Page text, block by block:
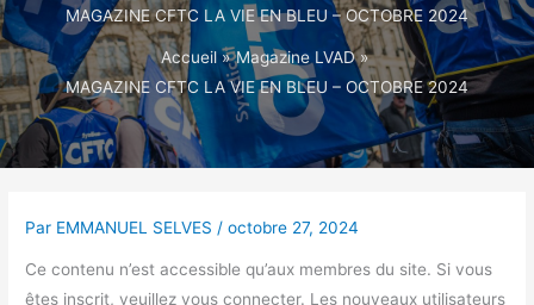
MAGAZINE CFTC LA VIE EN BLEU – OCTOBRE 2024
Accueil
Magazine LVAD
MAGAZINE CFTC LA VIE EN BLEU – OCTOBRE 2024
Par EMMANUEL SELVES /octobre 27, 2024
Ce contenu n’est accessible qu’aux membres du site. Si vous
êtes inscrit, veuillez vous connecter. Les nouveaux utilisateurs